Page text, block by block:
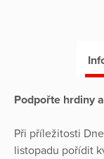
Podpořte hrdiny
Při příležitosti
listopadu pořídit